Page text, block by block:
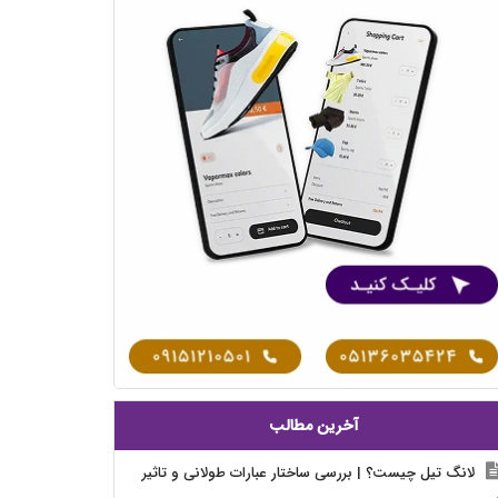
آخرین مطالب
لانگ تیل چیست؟ | بررسی ساختار عبارات طولانی و تاثیر